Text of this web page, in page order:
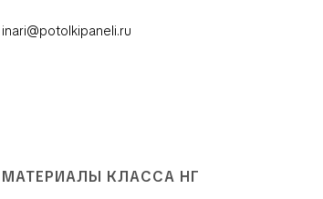
inari@potolkipaneli.ru
МАТЕРИАЛЫ КЛАССА НГ